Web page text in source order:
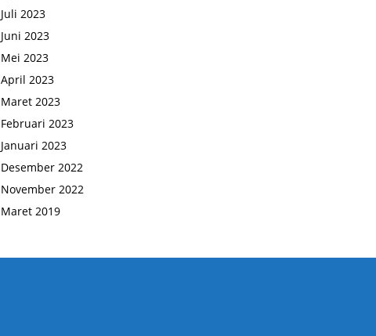
Juli 2023
Juni 2023
Mei 2023
April 2023
Maret 2023
Februari 2023
Januari 2023
Desember 2022
November 2022
Maret 2019